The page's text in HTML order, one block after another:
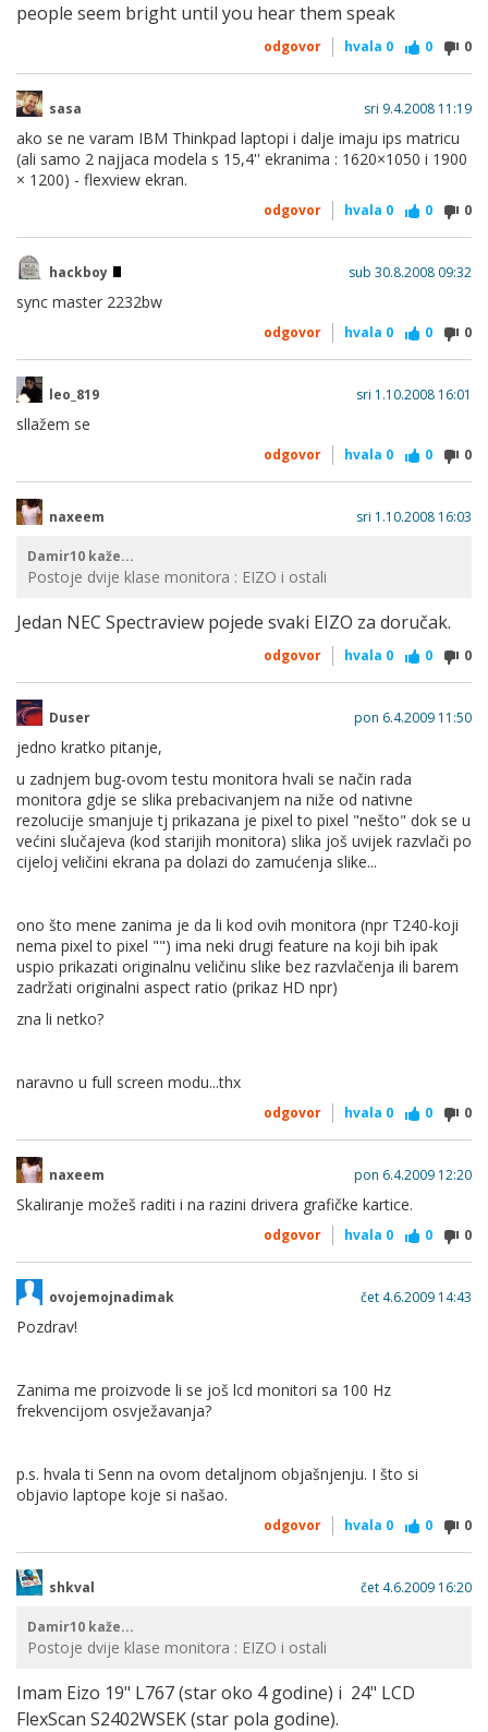
people seem bright until you hear them speak
odgovor hvala 0 0 0
sasa sri 9.4.2008 11:19
ako se ne varam IBM Thinkpad laptopi i dalje imaju ips matricu
(ali samo 2 najjaca modela s 15,4'' ekranima : 1620×1050 i 1900
× 1200) - flexview ekran.
odgovor hvala 0 0 0
hackboy sub 30.8.2008 09:32
sync master 2232bw
odgovor hvala 0 0 0
leo_819 sri 1.10.2008 16:01
sllažem se
odgovor hvala 0 0 0
naxeem sri 1.10.2008 16:03
Damir10 kaže...
Postoje dvije klase monitora : EIZO i ostali
Jedan NEC Spectraview pojede svaki EIZO za doručak.
odgovor hvala 0 0 0
Duser pon 6.4.2009 11:50
jedno kratko pitanje,
u zadnjem bug-ovom testu monitora hvali se način rada
monitora gdje se slika prebacivanjem na niže od nativne
rezolucije smanjuje tj prikazana je pixel to pixel "nešto" dok se u
većini slučajeva (kod starijih monitora) slika još uvijek razvlači po
cijeloj veličini ekrana pa dolazi do zamućenja slike...
ono što mene zanima je da li kod ovih monitora (npr T240-koji
nema pixel to pixel "") ima neki drugi feature na koji bih ipak
uspio prikazati originalnu veličinu slike bez razvlačenja ili barem
zadržati originalni aspect ratio (prikaz HD npr)
zna li netko?
naravno u full screen modu...thx
odgovor hvala 0 0 0
naxeem pon 6.4.2009 12:20
Skaliranje možeš raditi i na razini drivera grafičke kartice.
odgovor hvala 0 0 0
ovojemojnadimak čet 4.6.2009 14:43
Pozdrav!
Zanima me proizvode li se još lcd monitori sa 100 Hz
frekvencijom osvježavanja?
p.s. hvala ti Senn na ovom detaljnom objašnjenju. I što si
objavio laptope koje si našao.
odgovor hvala 0 0 0
shkval čet 4.6.2009 16:20
Damir10 kaže...
Postoje dvije klase monitora : EIZO i ostali
Imam Eizo 19" L767 (star oko 4 godine) i 24" LCD
FlexScan S2402WSEK (star pola godine).